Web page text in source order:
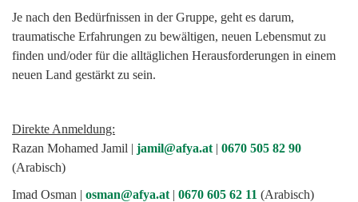
Workshop "Migration und Trauma"
Links
Kontakt
Je nach den Bedürfnissen in der Gruppe, geht es darum,
traumatische Erfahrungen zu bewältigen, neuen Lebensmut zu
finden und/oder für die alltäglichen Herausforderungen in einem
neuen Land gestärkt zu sein.
Direkte Anmeldung:
Razan Mohamed Jamil | jamil@afya.at | 0670 505 82 90
(Arabisch)
Imad Osman | osman@afya.at | 0670 605 62 11 (Arabisch)